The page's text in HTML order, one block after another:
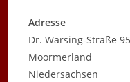
Adresse
Dr. Warsing-Straße 95
Moormerland
Niedersachsen